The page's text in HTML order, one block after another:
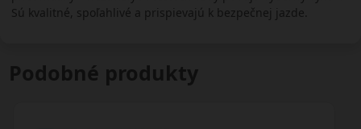
Sú kvalitné, spoľahlivé a prispievajú k bezpečnej jazde.
Podobné produkty